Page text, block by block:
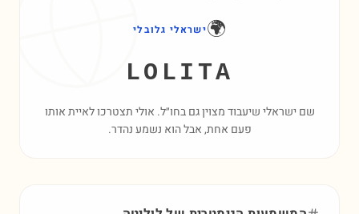
🌍ישראלי גלובלי
LOLITA
שם ישראלי שיעבוד מצוין גם בחו״ל. אולי תצטרכו לאיית אותו
פעם אחת, אבל הוא נשמע נהדר.